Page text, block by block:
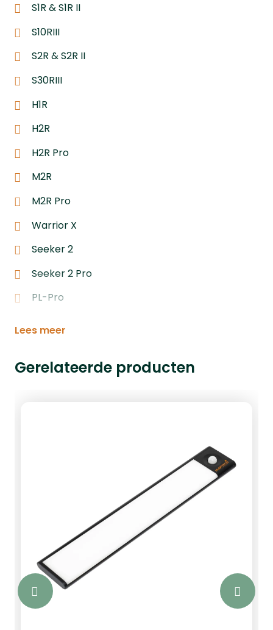
S1R & S1R II
S10RIII
S2R & S2R II
S30RIII
H1R
H2R
H2R Pro
M2R
M2R Pro
Warrior X
Seeker 2
Seeker 2 Pro
PL-Pro
Lees meer
Gerelateerde producten